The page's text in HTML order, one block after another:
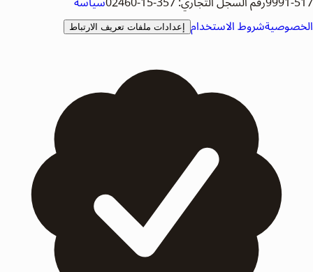
الخصوصيةشروط الاستخدام إعدادات ملفات تعريف الارتباط